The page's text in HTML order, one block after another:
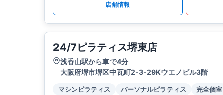
店舗情報
24/7ピラティス堺東店
浅香山駅から車で4分
大阪府堺市堺区中瓦町2-3-29Kウエノビル3階
マシンピラティス パーソナルピラティス 完全個室